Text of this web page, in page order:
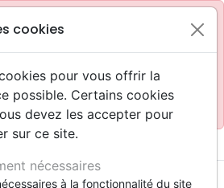
professionnels
: Se connecter
: La Maison de la Bible
cookies
pour vous offrir la
possible. Certains cookies
devez les accepter pour
sur ce site.
nécessaires
à la fonctionnalité du site